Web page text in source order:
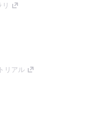
リアル